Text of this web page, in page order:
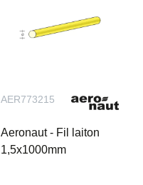
AER773215
Aeronaut - Fil laiton
1,5x1000mm